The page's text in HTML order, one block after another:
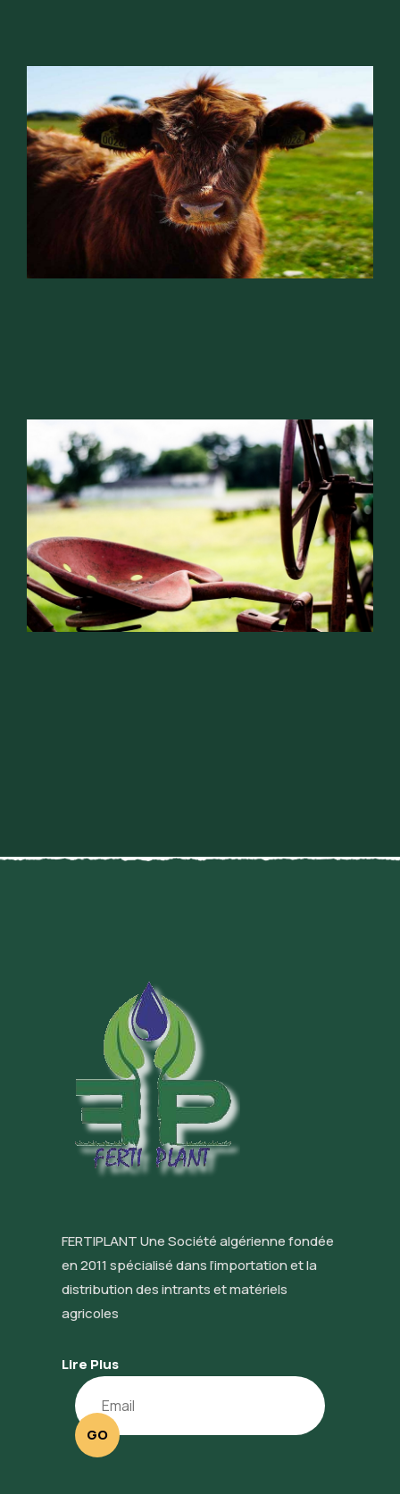
FERTIPLANT Une Société algérienne fondée
en 2011 spécialisé dans l’importation et la
distribution des intrants et matériels
agricoles
Lire Plus
GO